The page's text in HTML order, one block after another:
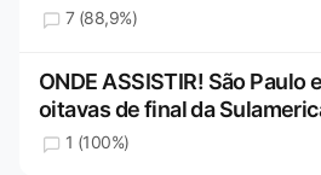
7 (88,9%)
ONDE ASSISTIR! São
oitavas de final da
1 (100%)